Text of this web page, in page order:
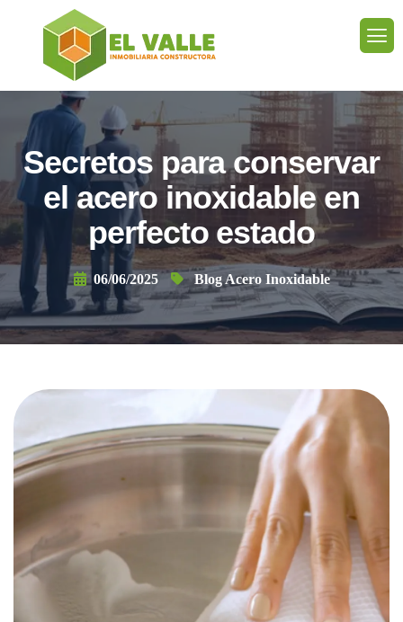
Secretos para conservar
el acero inoxidable en
perfecto estado
06/06/2025 Blog Acero Inoxidable